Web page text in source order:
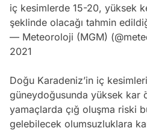
iç kesimlerde 15-20, yüksek
şeklinde olacağı tahmin
— Meteoroloji (MGM)
2021
Doğu Karadeniz’in iç
güneydoğusunda yüksek kar
yamaçlarda çığ oluşma riski
gelebilecek olumsuzluklara